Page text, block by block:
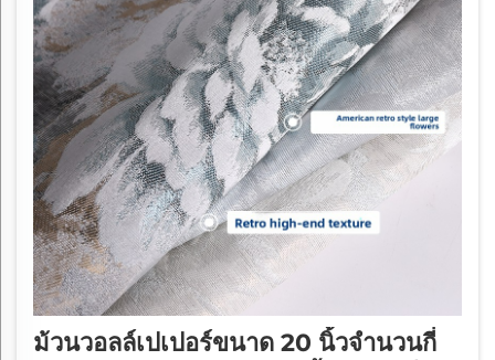
ม้วนวอลล์เปเปอร์ขนาด 20 นิ้วจำนวนกี่